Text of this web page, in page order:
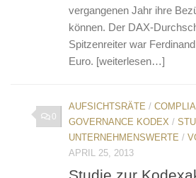
vergangenen Jahr ihre
können. Der DAX-
Spitzenreiter war
Euro. [weiterlesen…]
0
AUFSICHTSRÄTE /
GOVERNANCE KODEX /
UNTERNEHMENSWERTE /
APRIL 25, 2013
Studie zur